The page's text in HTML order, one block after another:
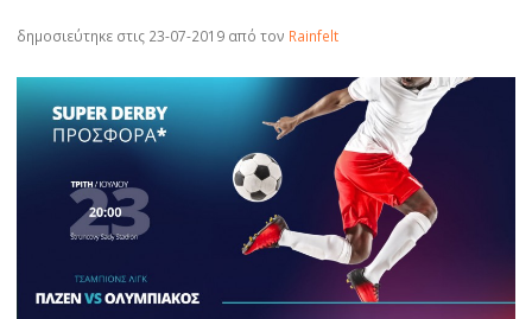
δημοσιεύτηκε στις 23-07-2019 από τον Rainfelt